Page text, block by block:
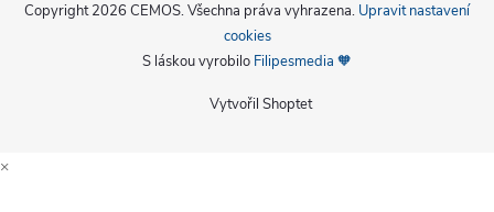
Vytvořil Shoptet
Copyright 2026 CEMOS. Všechna práva vyhrazena. Upravit nastavení
cookies
S láskou vyrobilo Filipesmedia 🧡
×